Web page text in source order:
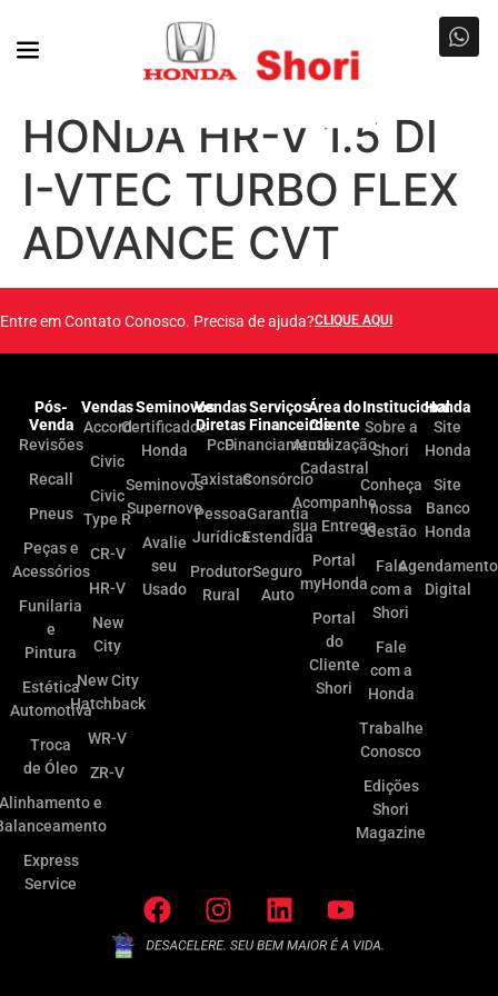
HONDA HR-V 1.5 DI
I-VTEC TURBO FLEX
ADVANCE CVT
Entre em Contato Conosco. Precisa de ajuda?CLIQUE AQUI
Pós-
Venda
Revisões
Recall
Pneus
Peças e
Acessórios
Funilaria
e
Pintura
Estética
Automotiva
Troca
de Óleo
Alinhamento e
Express
Service
Vendas
Accord
Civic
Civic
Type R
CR-V
HR-V
New
City
New City
Hatchback
WR-V
ZR-V
Seminovos
Certificados
Honda
Seminovos
Supernovo
Avalie
seu
Usado
Vendas
Diretas
PcD
Taxistas
Pessoa
Jurídica
Produtor
Rural
Serviços
Financeiros
Financiamento
Consórcio
Garantia
Estendida
Seguro
Auto
Área do
Cliente
Atualização
Cadastral
Acompanhe
sua Entrega
Portal
myHonda
Portal
do
Cliente
Shori
Institucional
Sobre a
Shori
Conheça
nossa
Gestão
Fale
com a
Shori
Fale
com a
Honda
Trabalhe
Conosco
Edições
Shori
Magazine
Honda
Site
Honda
Site
Banco
Honda
Agendamento
Digital